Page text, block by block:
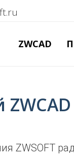
ZWCAD
ZWSOFT